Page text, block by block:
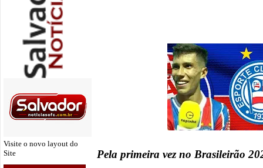
Visite o novo layout do
Site
Pela primeira vez no Brasileirão